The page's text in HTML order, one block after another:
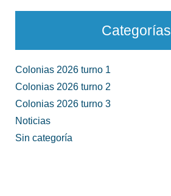
Categorías
Colonias 2026 turno 1
Colonias 2026 turno 2
Colonias 2026 turno 3
Noticias
Sin categoría